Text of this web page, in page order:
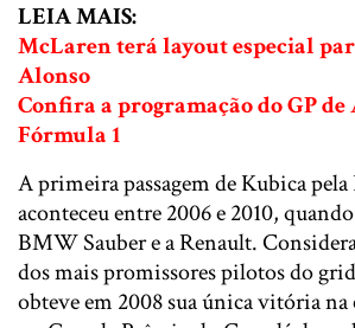
LEIA MAIS:
McLaren terá layout especial
Alonso
Confira a programação do GP
Fórmula 1
A primeira passagem de Kubica pela
aconteceu entre 2006 e 2010,
BMW Sauber e a Renault.
dos mais promissores pilotos do
obteve em 2008 sua única vitória